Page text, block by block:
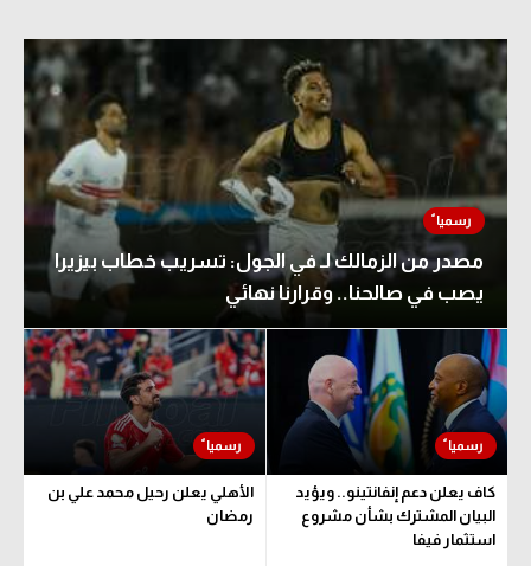
مصدر من الزمالك لـ في الجول: تسريب خطاب بيزيرا
يصب في صالحنا.. وقرارنا نهائي
كاف يعلن دعم إنفانتينو.. ويؤيد
البيان المشترك بشأن مشروع
استثمار فيفا
الأهلي يعلن رحيل محمد علي بن
رمضان